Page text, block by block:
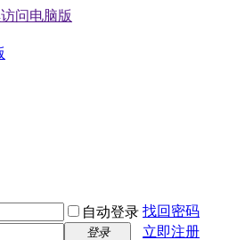
问电脑版
自动登录 找回密码
登录 立即注册